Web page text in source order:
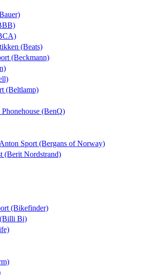
(Beats)
(Beckmann)
(Beltlamp)
(BenQ)
Sport (Bergans of Norway)
(Berit Nordstrand)
(Bikefinder)
(Billi Bi)